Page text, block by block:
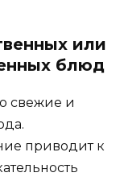
или
блюд
свежие и
приводит к